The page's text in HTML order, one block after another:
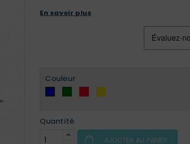
En savoir plus
Couleur
Quantité
AJOUTER AU PANIER